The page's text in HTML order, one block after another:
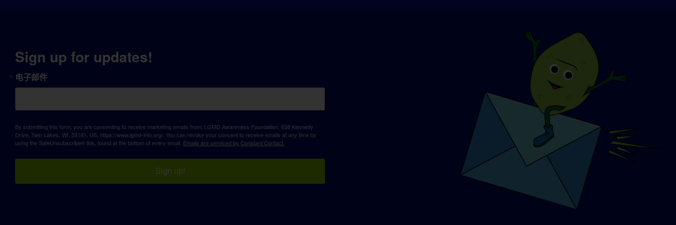
Sign up for updates!
电子邮件
By submitting this form, you are consenting to receive marketing emails from: LGMD Awareness Foundation, 638 Kennedy
Drive, Twin Lakes, WI, 53181, US, https://www.lgmd-info.org/. You can revoke your consent to receive emails at any time by
using the SafeUnsubscribe® link, found at the bottom of every email. Emails are serviced by Constant Contact.
Sign up!